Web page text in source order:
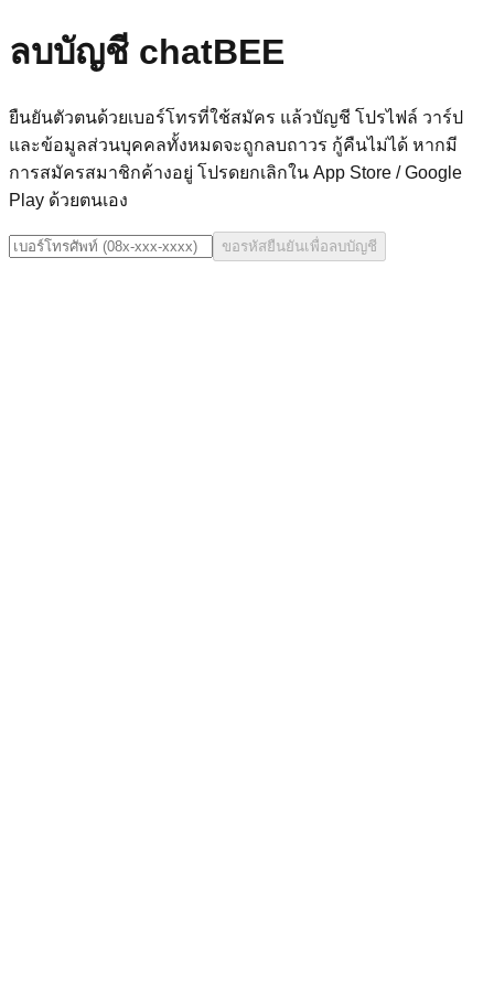
ลบบัญชี chatBEE
ยืนยันตัวตนด้วยเบอร์โทรที่ใช้สมัคร แล้วบัญชี โปรไฟล์ วาร์ป
และข้อมูลส่วนบุคคลทั้งหมดจะถูกลบถาวร กู้คืนไม่ได้ หากมี
การสมัครสมาชิกค้างอยู่ โปรดยกเลิกใน App Store / Google
Play ด้วยตนเอง
ขอรหัสยืนยันเพื่อลบบัญชี